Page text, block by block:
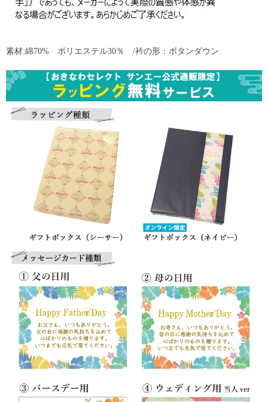
素材:綿70% ポリエステル30％ /衿の形：ボタンダウン